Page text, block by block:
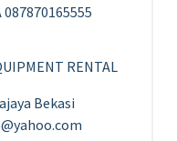
087870165555
RENTAL
Bekasi